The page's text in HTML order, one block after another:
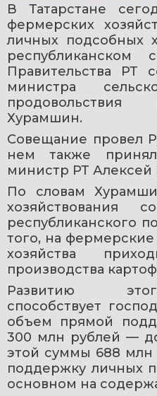
В Татарстане
фермерских
личных подсобных
Правительства РТ
министра
Хурамшин.
Совещание провел
нем также
министр РТ
По словам
хозяйствования
республиканского
того, на
хозяйства
производства
Развитию
способствует
объем прямой
300 млн рублей —
этой суммы 688 млн
поддержку личных
основном на